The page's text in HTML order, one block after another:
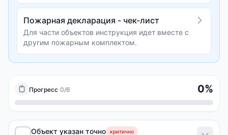
Пожарная декларация - чек-лист
Для части объектов инструкция идет вместе с
другим пожарным комплектом.
Прогресс 0/6 0%
Объект указан точно критично